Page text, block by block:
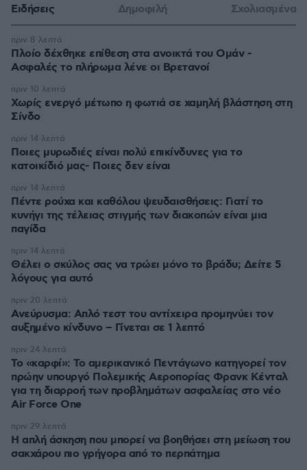
Ειδήσεις Δημοφιλή Σχολιασμένα
Πλοίο δέχθηκε επίθεση στα ανοικτά του Ομάν -
Ασφαλές το πλήρωμα λένε οι Βρετανοί
πριν 8 λεπτά
Χωρίς ενεργό μέτωπο η φωτιά σε χαμηλή βλάστηση στη
Σίνδο
πριν 10 λεπτά
Ποιες μυρωδιές είναι πολύ επικίνδυνες για το
κατοικίδιό μας- Ποιες δεν είναι
πριν 14 λεπτά
Πέντε ρούχα και καθόλου ψευδαισθήσεις: Γιατί το
κυνήγι της τέλειας στιγμής των διακοπών είναι μια
παγίδα
πριν 14 λεπτά
Θέλει ο σκύλος σας να τρώει μόνο το βράδυ; Δείτε 5
λόγους για αυτό
πριν 14 λεπτά
Ανεύρυσμα: Απλό τεστ του αντίχειρα προμηνύει τον
αυξημένο κίνδυνο – Γίνεται σε 1 λεπτό
πριν 20 λεπτά
Το «καρφί»: Το αμερικανικό Πεντάγωνο κατηγορεί τον
πρώην υπουργό Πολεμικής Αεροπορίας Φρανκ Κένταλ
για τη διαρροή των προβλημάτων ασφαλείας στο νέο
Air Force One
πριν 24 λεπτά
Η απλή άσκηση που μπορεί να βοηθήσει στη μείωση του
σακχάρου πιο γρήγορα από το περπάτημα
πριν 29 λεπτά